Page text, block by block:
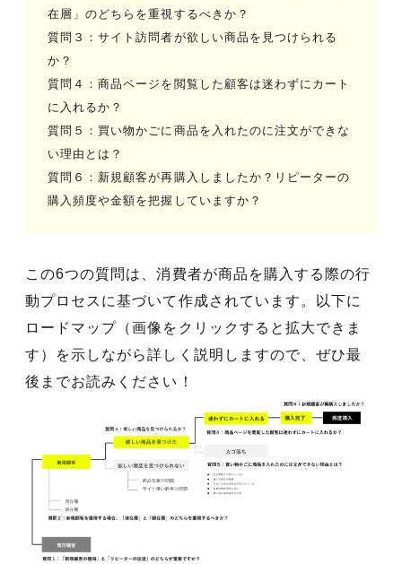
在層」のどちらを重視するべきか？
質問３：サイト訪問者が欲しい商品を見つけられる
か？
質問４：商品ページを閲覧した顧客は迷わずにカート
に入れるか？
質問５：買い物かごに商品を入れたのに注文ができな
い理由とは？
質問６：新規顧客が再購入しましたか？リピーターの
購入頻度や金額を把握していますか？
この6つの質問は、消費者が商品を購入する際の行
動プロセスに基づいて作成されています。以下に
ロードマップ（画像をクリックすると拡大できま
す）を示しながら詳しく説明しますので、ぜひ最
後までお読みください！